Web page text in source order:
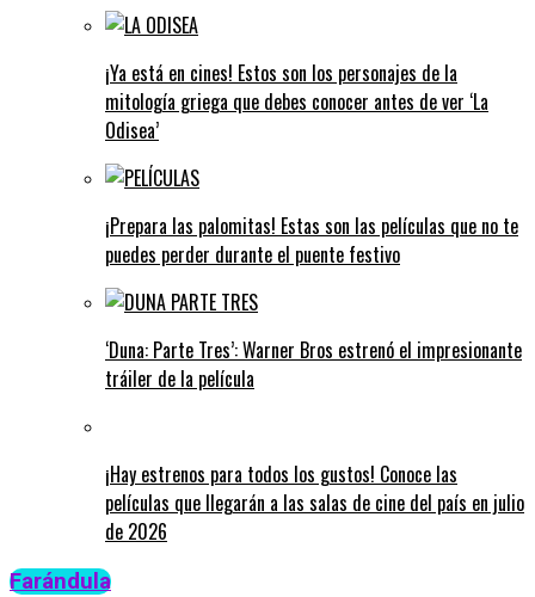
¡Ya está en cines! Estos son los personajes de la
mitología griega que debes conocer antes de ver ‘La
Odisea’
¡Prepara las palomitas! Estas son las películas que no te
puedes perder durante el puente festivo
‘Duna: Parte Tres’: Warner Bros estrenó el impresionante
tráiler de la película
¡Hay estrenos para todos los gustos! Conoce las
películas que llegarán a las salas de cine del país en julio
de 2026
Farándula